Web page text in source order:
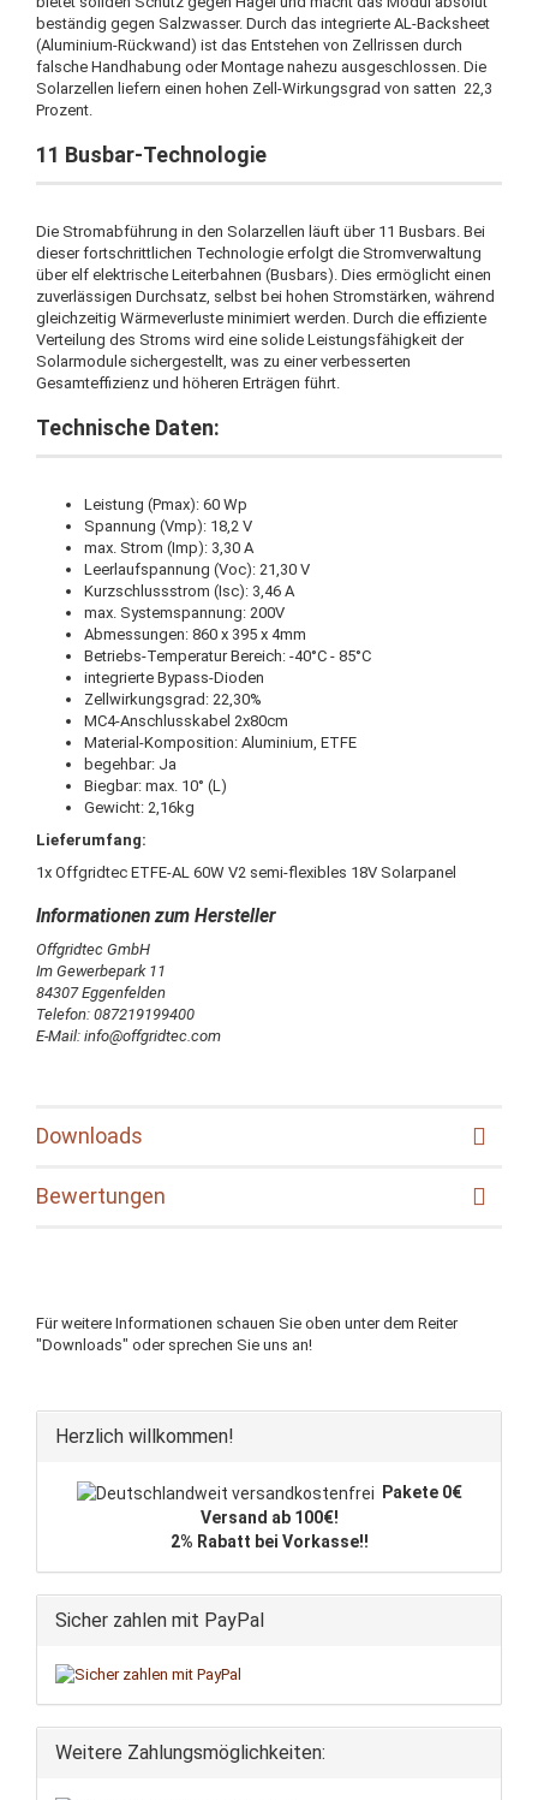
beständig gegen Salzwasser. Durch das integrierte AL-Backsheet
(Aluminium-Rückwand) ist das Entstehen von Zellrissen durch
falsche Handhabung oder Montage nahezu ausgeschlossen. Die
Solarzellen liefern einen hohen Zell-Wirkungsgrad von satten 22,3
Prozent.
11 Busbar-Technologie
Die Stromabführung in den Solarzellen läuft über 11 Busbars. Bei
dieser fortschrittlichen Technologie erfolgt die Stromverwaltung
über elf elektrische Leiterbahnen (Busbars). Dies ermöglicht einen
zuverlässigen Durchsatz, selbst bei hohen Stromstärken, während
gleichzeitig Wärmeverluste minimiert werden. Durch die effiziente
Verteilung des Stroms wird eine solide Leistungsfähigkeit der
Solarmodule sichergestellt, was zu einer verbesserten
Gesamteffizienz und höheren Erträgen führt.
Technische Daten:
Leistung (Pmax): 60 Wp
Spannung (Vmp): 18,2 V
max. Strom (Imp): 3,30 A
Leerlaufspannung (Voc): 21,30 V
Kurzschlussstrom (Isc): 3,46 A
max. Systemspannung: 200V
Abmessungen: 860 x 395 x 4mm
Betriebs-Temperatur Bereich: -40°C - 85°C
integrierte Bypass-Dioden
Zellwirkungsgrad: 22,30%
MC4-Anschlusskabel 2x80cm
Material-Komposition: Aluminium, ETFE
begehbar: Ja
Biegbar: max. 10° (L)
Gewicht: 2,16kg
Lieferumfang:
1x Offgridtec ETFE-AL 60W V2 semi-flexibles 18V Solarpanel
Offgridtec GmbH
Im Gewerbepark 11
84307 Eggenfelden
Telefon: 087219199400
E-Mail: info@offgridtec.com
Downloads
Bewertungen
Für weitere Informationen schauen Sie oben unter dem Reiter
"Downloads" oder sprechen Sie uns an!
Herzlich willkommen!
Pakete 0€
Versand ab 100€!
2% Rabatt bei Vorkasse!!
Sicher zahlen mit PayPal
Weitere Zahlungsmöglichkeiten: